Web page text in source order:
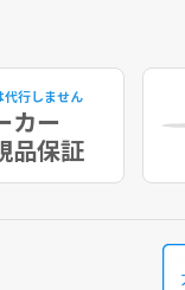
代行しません
カー
品保証